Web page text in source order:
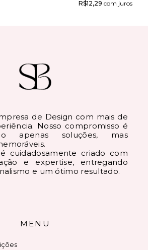
de Design com mais de
Nosso compromisso é
apenas soluções, mas
cuidadosamente criado com
e expertise, entregando
e um ótimo resultado.
MENU